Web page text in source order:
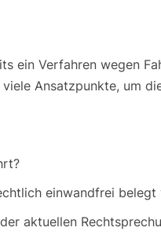
ein Verfahren wegen
Ansatzpunkte, um
einwandfrei belegt
aktuellen